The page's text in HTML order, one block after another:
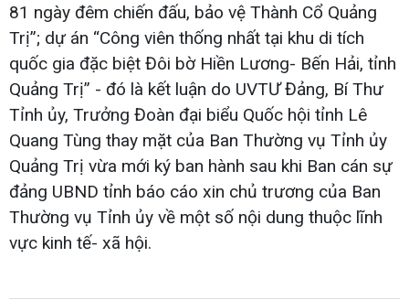
81 ngày đêm chiến đấu, bảo vệ Thành Cổ Quảng
Trị”; dự án “Công viên thống nhất tại khu di tích
quốc gia đặc biệt Đôi bờ Hiền Lương- Bến Hải, tỉnh
Quảng Trị” - đó là kết luận do UVTƯ Đảng, Bí Thư
Tỉnh ủy, Trưởng Đoàn đại biểu Quốc hội tỉnh Lê
Quang Tùng thay mặt của Ban Thường vụ Tỉnh ủy
Quảng Trị vừa mới ký ban hành sau khi Ban cán sự
đảng UBND tỉnh báo cáo xin chủ trương của Ban
Thường vụ Tỉnh ủy về một số nội dung thuộc lĩnh
vực kinh tế- xã hội.